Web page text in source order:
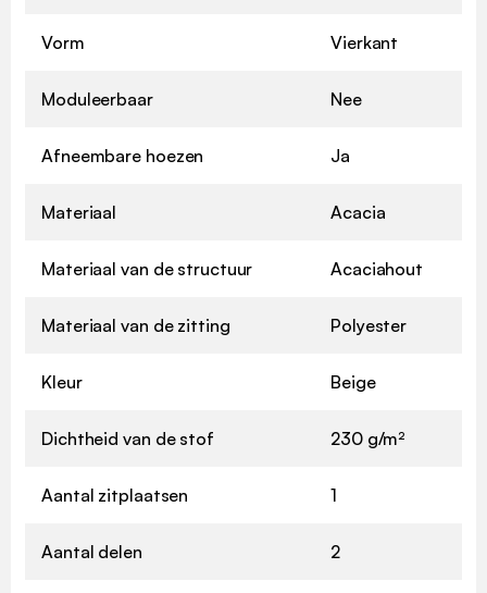
Vorm Vierkant
Moduleerbaar Nee
Afneembare hoezen Ja
Materiaal Acacia
Materiaal van de structuur Acaciahout
Materiaal van de zitting Polyester
Kleur Beige
Dichtheid van de stof 230 g/m²
Aantal zitplaatsen 1
Aantal delen 2